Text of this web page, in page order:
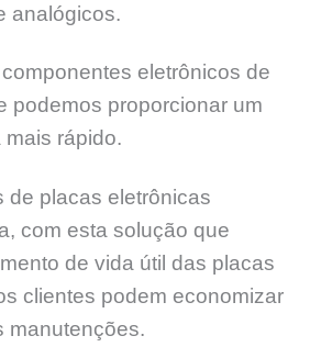
analógicos.
eletrônicos de
podemos proporcionar um
rápido.
de placas eletrônicas
com esta solução que
de vida útil das placas
clientes podem economizar
manutenções.